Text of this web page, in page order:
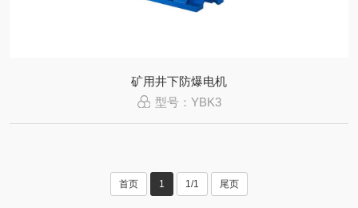
矿用井下防爆电机
型号：YBK3
首页 1 1/1 尾页